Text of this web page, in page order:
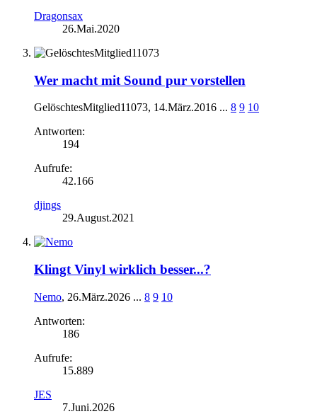
Dragonsax
26.Mai.2020
Wer macht mit Sound pur vorstellen
GelöschtesMitglied11073, 14.März.2016 ... 8 9 10
Antworten:
194
Aufrufe:
42.166
djings
29.August.2021
Klingt Vinyl wirklich besser...?
Nemo, 26.März.2026 ... 8 9 10
Antworten:
186
Aufrufe:
15.889
JES
7.Juni.2026